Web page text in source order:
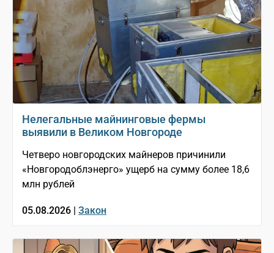
Нелегальные майнинговые фермы
выявили в Великом Новгороде
Четверо новгородских майнеров причинили
«Новгородоблэнерго» ущерб на сумму более 18,6
млн рублей
05.08.2026 | Закон